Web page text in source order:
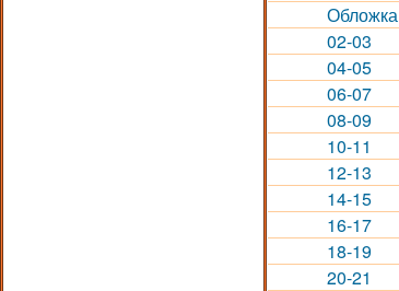
Обложка
02-03
04-05
06-07
08-09
10-11
12-13
14-15
16-17
18-19
20-21